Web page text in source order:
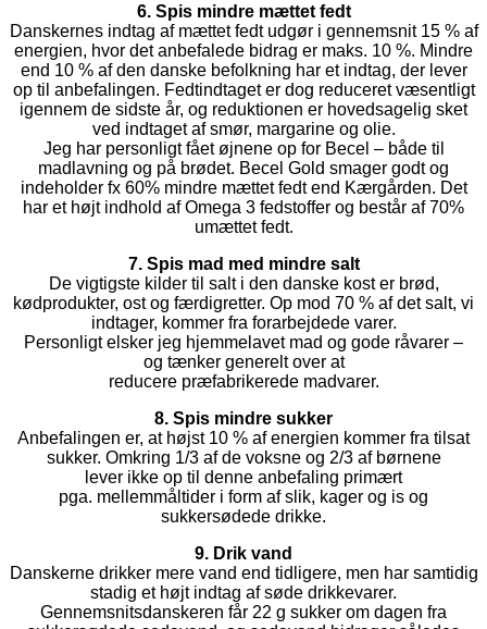
6. Spis mindre mættet fedt
Danskernes indtag af mættet fedt udgør i gennemsnit 15 % af
energien, hvor det anbefalede bidrag er maks. 10 %. Mindre
end 10 % af den danske befolkning har et indtag, der lever
op til anbefalingen. Fedtindtaget er dog reduceret væsentligt
igennem de sidste år, og reduktionen er hovedsagelig sket
ved indtaget af smør, margarine og olie.
Jeg har personligt fået øjnene op for Becel – både til
madlavning og på brødet. Becel Gold smager godt og
indeholder fx 60% mindre mættet fedt end Kærgården. Det
har et højt indhold af Omega 3 fedstoffer og består af 70%
umættet fedt.
7. Spis mad med mindre salt
De vigtigste kilder til salt i den danske kost er brød,
kødprodukter, ost og færdigretter. Op mod 70 % af det salt, vi
indtager, kommer fra forarbejdede varer.
Personligt elsker jeg hjemmelavet mad og gode råvarer –
og tænker generelt over at
reducere præfabrikerede madvarer.
8. Spis mindre sukker
Anbefalingen er, at højst 10 % af energien kommer fra tilsat
sukker. Omkring 1/3 af de voksne og 2/3 af børnene
lever ikke op til denne anbefaling primært
pga. mellemmåltider i form af slik, kager og is og
sukkersødede drikke.
9. Drik vand
Danskerne drikker mere vand end tidligere, men har samtidig
stadig et højt indtag af søde drikkevarer.
Gennemsnitsdanskeren får 22 g sukker om dagen fra